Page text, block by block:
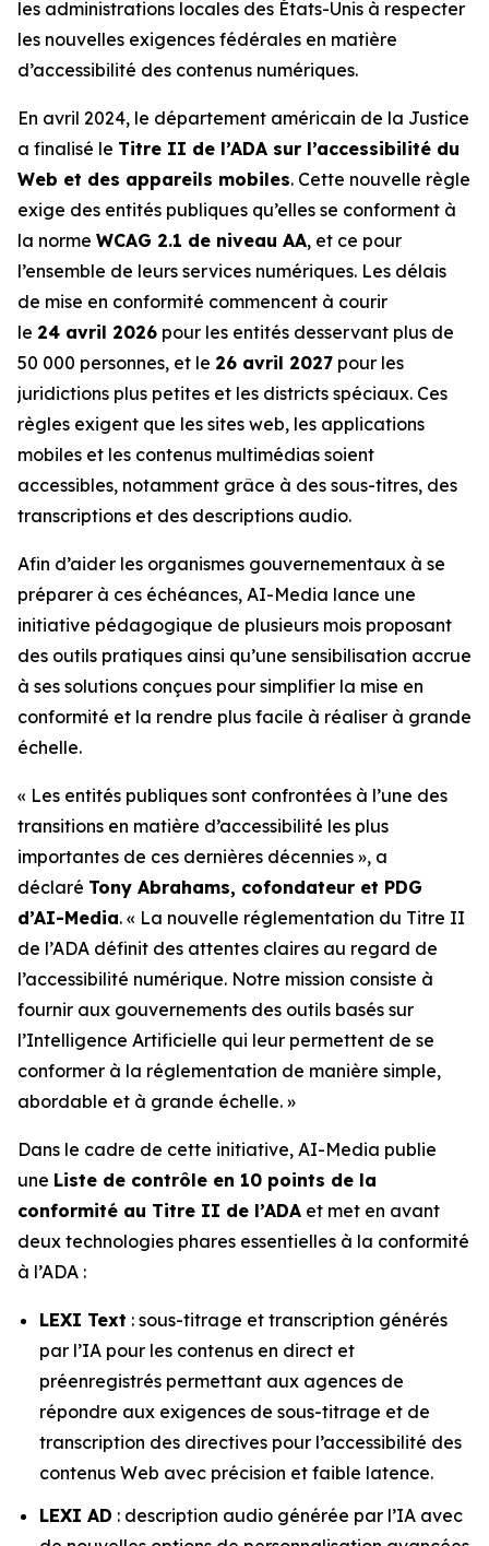
les administrations locales des États-Unis à respecter
les nouvelles exigences fédérales en matière
d’accessibilité des contenus numériques.
En avril 2024, le département américain de la Justice
a finalisé le Titre II de l’ADA sur l’accessibilité du
Web et des appareils mobiles. Cette nouvelle règle
exige des entités publiques qu’elles se conforment à
la norme WCAG 2.1 de niveau AA, et ce pour
l’ensemble de leurs services numériques. Les délais
de mise en conformité commencent à courir
le 24 avril 2026 pour les entités desservant plus de
50 000 personnes, et le 26 avril 2027 pour les
juridictions plus petites et les districts spéciaux. Ces
règles exigent que les sites web, les applications
mobiles et les contenus multimédias soient
accessibles, notamment grâce à des sous-titres, des
transcriptions et des descriptions audio.
Afin d’aider les organismes gouvernementaux à se
préparer à ces échéances, AI-Media lance une
initiative pédagogique de plusieurs mois proposant
des outils pratiques ainsi qu’une sensibilisation accrue
à ses solutions conçues pour simplifier la mise en
conformité et la rendre plus facile à réaliser à grande
échelle.
« Les entités publiques sont confrontées à l’une des
transitions en matière d’accessibilité les plus
importantes de ces dernières décennies », a
déclaré Tony Abrahams, cofondateur et PDG
d’AI-Media. « La nouvelle réglementation du Titre II
de l’ADA définit des attentes claires au regard de
l’accessibilité numérique. Notre mission consiste à
fournir aux gouvernements des outils basés sur
l’Intelligence Artificielle qui leur permettent de se
conformer à la réglementation de manière simple,
abordable et à grande échelle. »
Dans le cadre de cette initiative, AI-Media publie
une Liste de contrôle en 10 points de la
conformité au Titre II de l’ADA et met en avant
deux technologies phares essentielles à la conformité
à l’ADA :
LEXI Text : sous-titrage et transcription générés
par l’IA pour les contenus en direct et
préenregistrés permettant aux agences de
répondre aux exigences de sous-titrage et de
transcription des directives pour l’accessibilité des
contenus Web avec précision et faible latence.
LEXI AD : description audio générée par l’IA avec